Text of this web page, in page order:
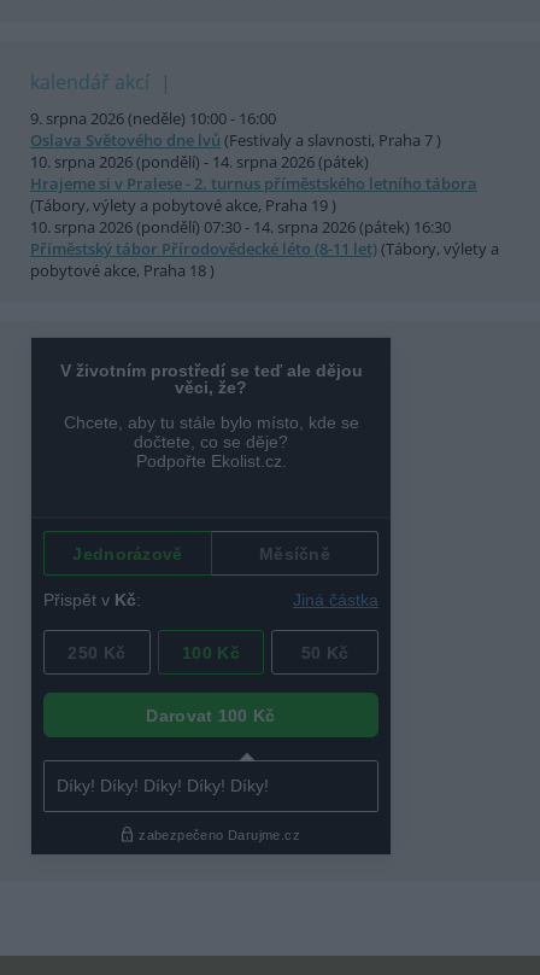
kalendář akcí
9. srpna 2026 (neděle) 10:00 - 16:00
Oslava Světového dne lvů (Festivaly a slavnosti, Praha 7 )
10. srpna 2026 (pondělí) - 14. srpna 2026 (pátek)
Hrajeme si v Pralese - 2. turnus příměstského letního tábora
(Tábory, výlety a pobytové akce, Praha 19 )
10. srpna 2026 (pondělí) 07:30 - 14. srpna 2026 (pátek) 16:30
Příměstský tábor Přírodovědecké léto (8-11 let)(Tábory, výlety a
pobytové akce, Praha 18 )